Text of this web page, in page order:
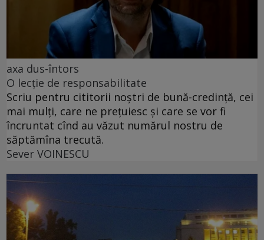
axa dus-întors
O lecție de responsabilitate
Scriu pentru cititorii noștri de bună-credință, cei
mai mulți, care ne prețuiesc și care se vor fi
încruntat cînd au văzut numărul nostru de
săptămîna trecută.
Sever VOINESCU